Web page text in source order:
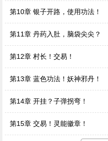
第10章 银子开路，使用功法！
第11章 丹药入肚，脑袋尖尖？
第12章 村长！交易！
第13章 蓝色功法！妖神邪丹！
第14章 开挂？子弹拐弯！
第15章 交易！灵能徽章！